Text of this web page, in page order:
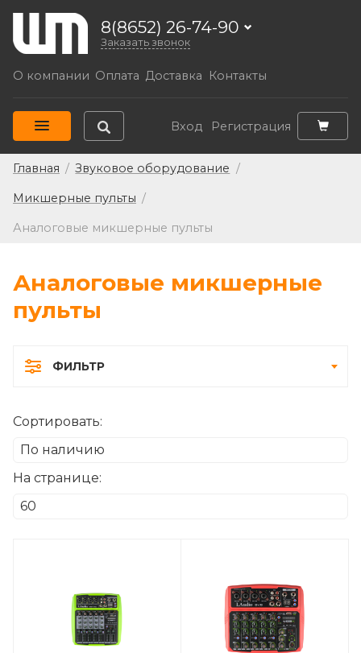
8(8652) 26-74-90
Заказать звонок
О компании Оплата Доставка Контакты
Вход Регистрация
Главная / Звуковое оборудование /
Микшерные пульты /
Аналоговые микшерные пульты
Аналоговые микшерные
пульты
ФИЛЬТР
Сортировать:
На странице: